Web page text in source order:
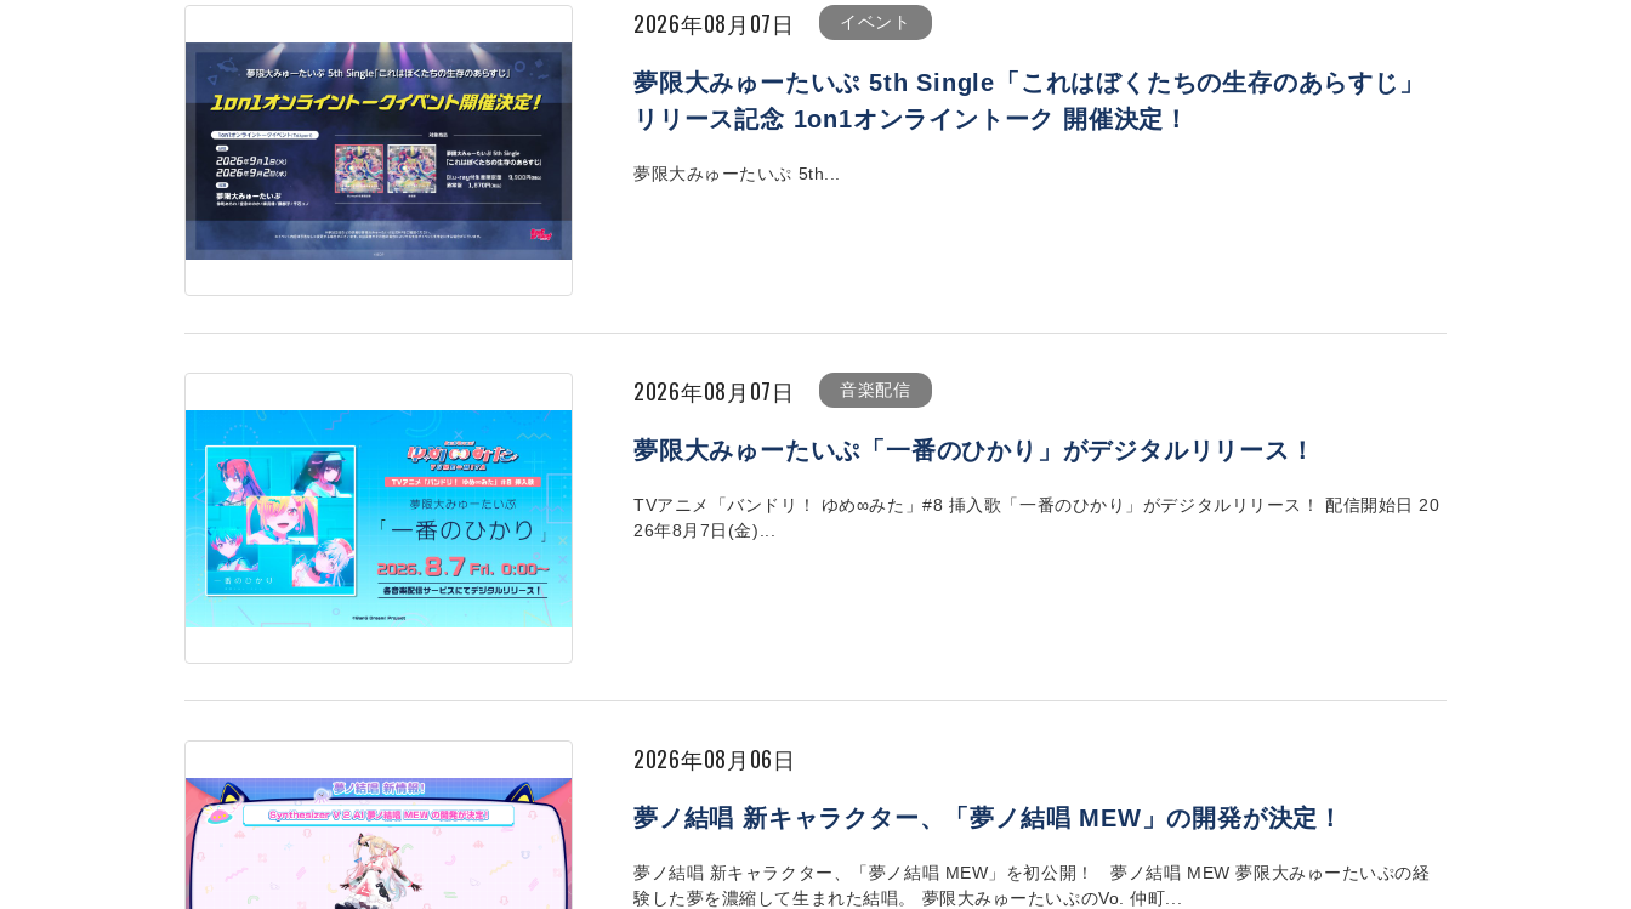
2026年08月07日 イベント
夢限大みゅーたいぷ 5th Single「これはぼくたちの生存のあらすじ」
リリース記念 1on1オンライントーク 開催決定！
夢限大みゅーたいぷ 5th...
2026年08月07日 音楽配信
夢限大みゅーたいぷ「一番のひかり」がデジタルリリース！
TVアニメ「バンドリ！ ゆめ∞みた」#8 挿入歌「一番のひかり」がデジタルリリース！ 配信開始日 20
26年8月7日(金)...
2026年08月06日
夢ノ結唱 新キャラクター、「夢ノ結唱 MEW」の開発が決定！
夢ノ結唱 新キャラクター、「夢ノ結唱 MEW」を初公開！ 夢ノ結唱 MEW 夢限大みゅーたいぷの経
験した夢を濃縮して生まれた結唱。 夢限大みゅーたいぷのVo. 仲町...